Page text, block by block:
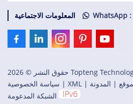
المعلومات الاجتماعية WhatsApp
حقوق النشر © 2026 Topteng Technology Trading Co.,Ltd .جميع
| المدونة |
XML
| سياسة الخصوصية
الشبكة المدعومة